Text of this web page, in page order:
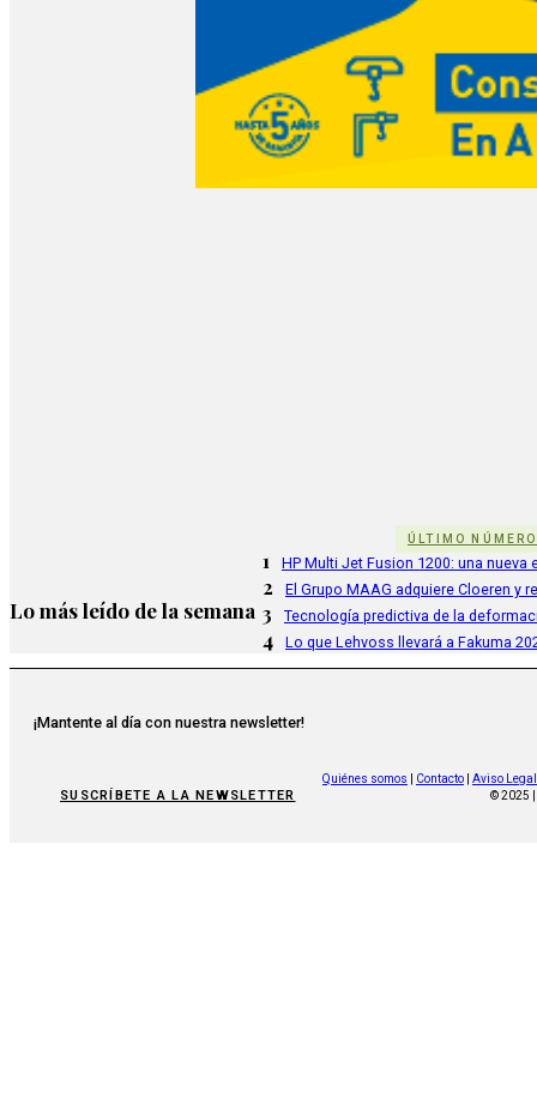
ÚLTIMO NÚMERO
Lo más leído de la semana
1 HP Multi Jet Fusion 1200: una
2 El Grupo MAAG adquiere Cloeren
3 Tecnología predictiva de la
4 Lo que Lehvoss llevará a Fakuma
¡Mantente al día con nuestra newsletter!
SUSCRÍBETE A LA NEWSLETTER
Quiénes somos Contacto
Aviso Legal
© 2025